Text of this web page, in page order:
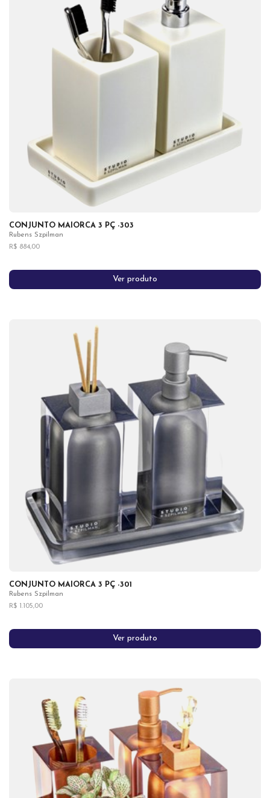
CONJUNTO MAIORCA 3 PÇ -303
Rubens Szpilman
R$ 884,00
Ver produto
CONJUNTO MAIORCA 3 PÇ -301
Rubens Szpilman
R$ 1.105,00
Ver produto